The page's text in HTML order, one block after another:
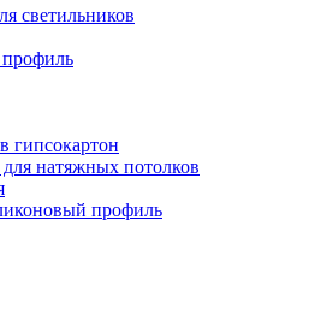
светильников
гипсокартон
натяжных потолков
профиль